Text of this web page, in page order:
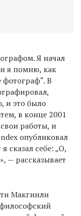
Я начал
я помню, как
В
и это было
в конце 2001
работы, и
опубликовал
сказал себе: „О,
— рассказывает
Макгинли